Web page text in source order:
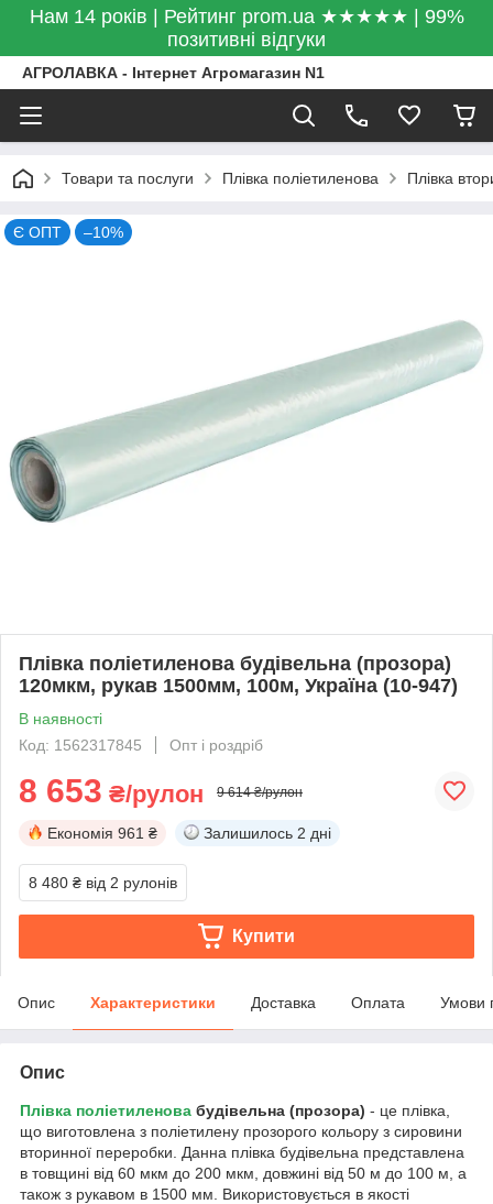
Нам 14 років | Рейтинг prom.ua ★★★★★ | 99%
позитивні відгуки
АГРОЛАВКА - Інтернет Агромагазин N1
Товари та послуги Плівка поліетиленова Плівка
Є ОПТ –10%
Плівка поліетиленова будівельна (прозора)
120мкм, рукав 1500мм, 100м, Україна (10-947)
В наявності
Код: 1562317845
Опт і роздріб
8 653 ₴/рулон 9 614 ₴/рулон
Економія 961 ₴ Залишилось 2 дні
8 480 ₴ від 2 рулонів
Купити
Опис Характеристики Доставка Оплата Умови
Опис
Плівка поліетиленова будівельна (прозора) - це плівка,
що виготовлена з поліетилену прозорого кольору з сировини
вторинної переробки. Данна плівка будівельна представлена
в товщині від 60 мкм до 200 мкм, довжині від 50 м до 100 м, а
також з рукавом в 1500 мм. Використовується в якості